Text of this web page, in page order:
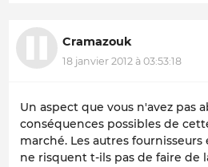
Cramazouk
18 janvier 2012 à 03:53:18
Un aspect que vous n'avez pas
conséquences possibles de
marché. Les autres
ne risquent t-ils pas de faire de